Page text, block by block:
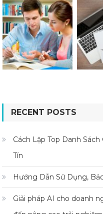
RECENT POSTS
Cách Lập Top Danh
Tín
Hướng Dẫn Sử Dụng,
Giải pháp AI cho doanh